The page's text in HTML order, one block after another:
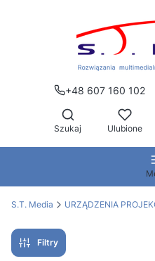
+48 607 160 102
Otwórz
Szukaj Ulubione
S.T. Media URZĄDZENIA
Filtry